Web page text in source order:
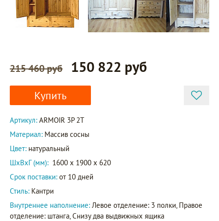
215 460 руб 150 822 руб
Купить
Артикул: ARMOIR 3P 2T
Материал: Массив сосны
Цвет: натуральный
ШxВxГ (мм): 1600 x 1900 x 620
Срок поставки: от 10 дней
Стиль: Кантри
Внутреннее наполнение: Левое отделение: 3 полки, Правое
отделение: штанга, Снизу два выдвижных ящика